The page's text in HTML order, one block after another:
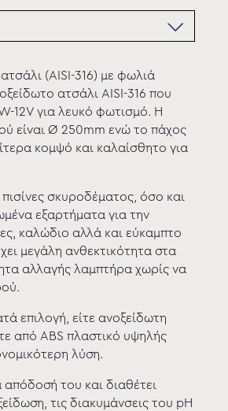
(AISI-316) με φωλιά
ατσάλι AISI-316 που
12V για λευκό φωτισμό. Η
είναι Ø 250mm ενώ το πάχος
κομψό και καλαίσθητο για
σκυροδέματος, όσο και
εξαρτήματα για την
καλώδιο αλλά και εύκαμπτο
μεγάλη ανθεκτικότητα στα
αλλαγής λαμπτήρα χωρίς να
επιλογή, είτε ανοξείδωτη
από ABS πλαστικό υψηλής
λύση.
του και διαθέτει
τις διακυμάνσεις του pH